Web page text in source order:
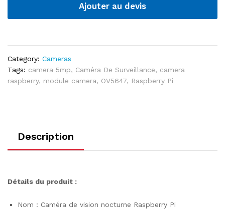
Ajouter au devis
Category: Cameras
Tags: camera 5mp, Caméra De Surveillance, camera
raspberry, module camera, OV5647, Raspberry Pi
Description
Détails du produit :
Nom : Caméra de vision nocturne Raspberry Pi